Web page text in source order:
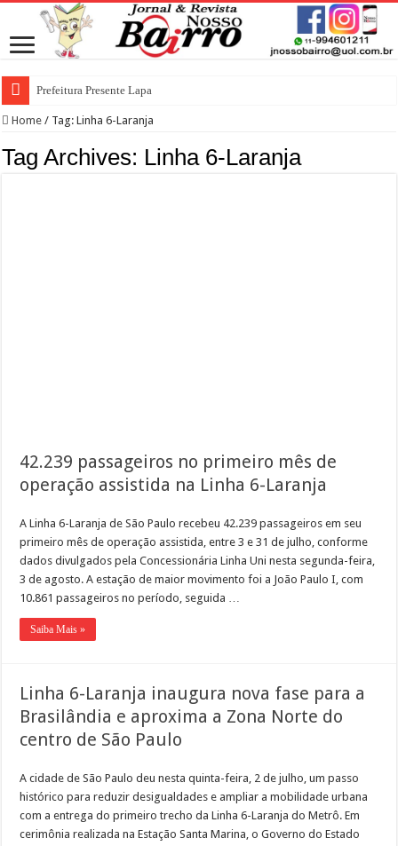
Prefeitura Presente Lapa
Home / Tag:Linha 6-Laranja
Tag Archives: Linha 6-Laranja
42.239 passageiros no primeiro mês de
operação assistida na Linha 6-Laranja
A Linha 6-Laranja de São Paulo recebeu 42.239 passageiros em seu
primeiro mês de operação assistida, entre 3 e 31 de julho, conforme
dados divulgados pela Concessionária Linha Uni nesta segunda-feira,
3 de agosto. A estação de maior movimento foi a João Paulo I, com
10.861 passageiros no período, seguida …
Saiba Mais »
Linha 6-Laranja inaugura nova fase para a
Brasilândia e aproxima a Zona Norte do
centro de São Paulo
A cidade de São Paulo deu nesta quinta-feira, 2 de julho, um passo
histórico para reduzir desigualdades e ampliar a mobilidade urbana
com a entrega do primeiro trecho da Linha 6-Laranja do Metrô. Em
cerimônia realizada na Estação Santa Marina, o Governo do Estado